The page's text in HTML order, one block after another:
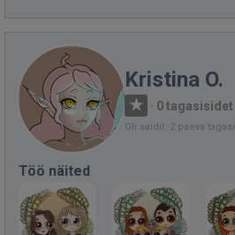
Kristina O.
· 0 tagasisidet
Oli saidil: 2 päeva tagasi
Töö näited